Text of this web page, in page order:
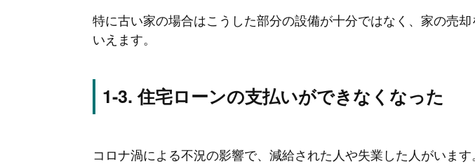
特に古い家の場合はこうした部分の設備が十分ではなく、家の売
いえます。
住宅ローンの支払いができなくなった
コロナ渦による不況の影響で、減給された人や失業した人がいます。